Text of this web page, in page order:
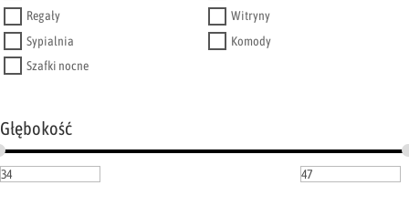
Regały
Witryny
Sypialnia
Komody
Szafki nocne
Głębokość